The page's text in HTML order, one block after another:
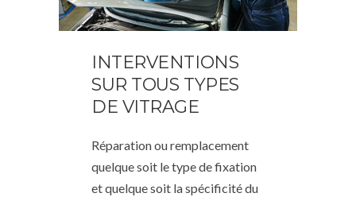
INTERVENTIONS
SUR TOUS TYPES
DE VITRAGE
Réparation ou remplacement
quelque soit le type de fixation
et quelque soit la spécificité du